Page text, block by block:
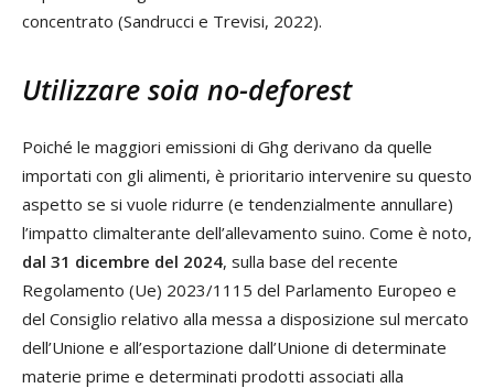
concentrato (Sandrucci e Trevisi, 2022).
Utilizzare soia no-deforest
Poiché le maggiori emissioni di Ghg derivano da quelle
importati con gli alimenti, è prioritario intervenire su questo
aspetto se si vuole ridurre (e tendenzialmente annullare)
l’impatto climalterante dell’allevamento suino. Come è noto,
dal 31 dicembre del 2024, sulla base del recente
Regolamento (Ue) 2023/1115 del Parlamento Europeo e
del Consiglio relativo alla messa a disposizione sul mercato
dell’Unione e all’esportazione dall’Unione di determinate
materie prime e determinati prodotti associati alla